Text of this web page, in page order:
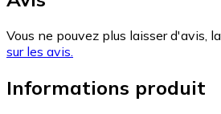
Vous ne pouvez plus laisser d'avis,
sur les avis.
Informations produit